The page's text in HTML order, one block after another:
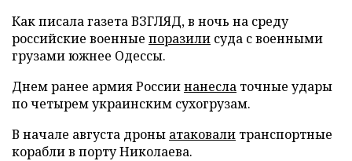
Как писала газета ВЗГЛЯД, в ночь на среду
российские военные поразили суда с военными
грузами южнее Одессы.
Днем ранее армия Россиинанесла точные удары
по четырем украинским сухогрузам.
В начале августа дроны атаковали транспортные
корабли в порту Николаева.